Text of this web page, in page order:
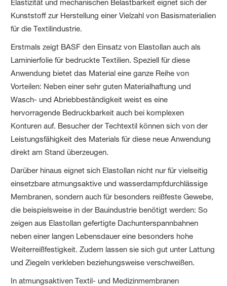
Elastizität und mechanischen Belastbarkeit eignet sich der
Kunststoff zur Herstellung einer Vielzahl von Basismaterialien
für die Textilindustrie.
Erstmals zeigt BASF den Einsatz von Elastollan auch als
Laminierfolie für bedruckte Textilien. Speziell für diese
Anwendung bietet das Material eine ganze Reihe von
Vorteilen: Neben einer sehr guten Materialhaftung und
Wasch- und Abriebbeständigkeit weist es eine
hervorragende Bedruckbarkeit auch bei komplexen
Konturen auf. Besucher der Techtextil können sich von der
Leistungsfähigkeit des Materials für diese neue Anwendung
direkt am Stand überzeugen.
Darüber hinaus eignet sich Elastollan nicht nur für vielseitig
einsetzbare atmungsaktive und wasserdampfdurchlässige
Membra­nen, sondern auch für besonders reißfeste Gewebe,
die beispiels­weise in der Bauindustrie benötigt werden: So
zeigen aus Elastollan gefertigte Dachunterspannbahnen
neben einer langen Lebensdauer eine besonders hohe
Weiterreißfestigkeit. Zudem lassen sie sich gut unter Lattung
und Ziegeln verkleben beziehungsweise verschweißen.
In atmungsaktiven Textil- und Medizinmembranen